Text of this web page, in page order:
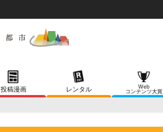
投稿漫画 レンタル
Web
コンテンツ大賞